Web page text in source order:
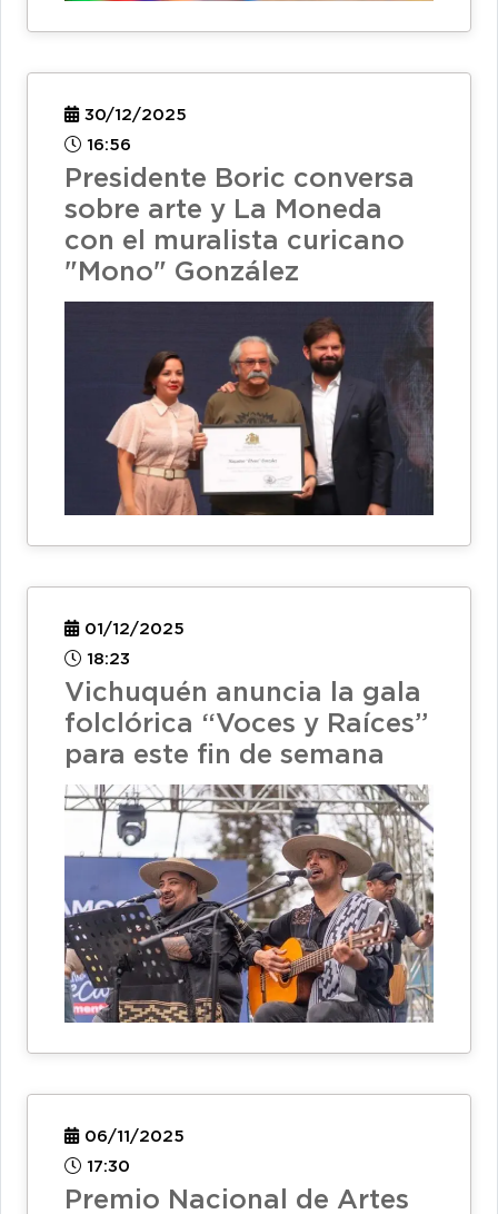
30/12/2025
16:56
Presidente Boric conversa
sobre arte y La Moneda
con el muralista curicano
"Mono" González
01/12/2025
18:23
Vichuquén anuncia la gala
folclórica “Voces y Raíces”
para este fin de semana
06/11/2025
17:30
Premio Nacional de Artes